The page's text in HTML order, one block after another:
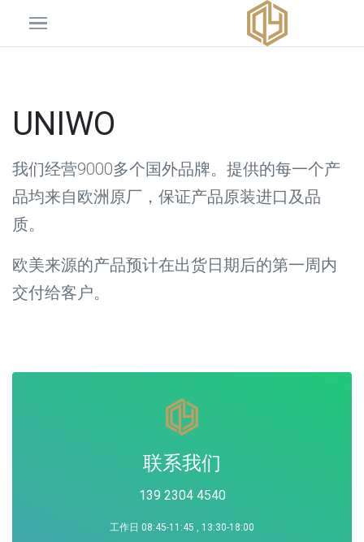
UNIWO
我们经营9000多个国外品牌。提供的每一个产
品均来自欧洲原厂，保证产品原装进口及品
质。
欧美来源的产品预计在出货日期后的第一周内
交付给客户。
联系我们
139 2304 4540
工作日 08:45-11:45 , 13:30-18:00